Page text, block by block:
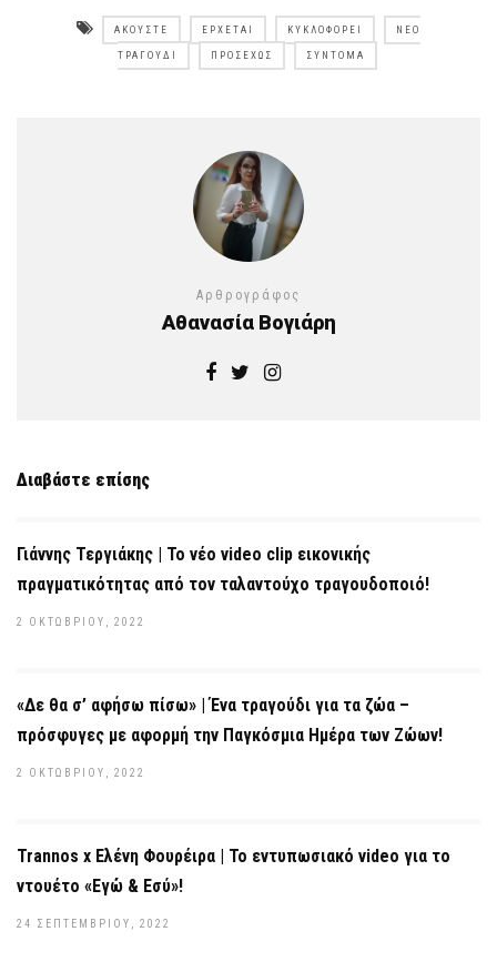
ΑΚΟΎΣΤΕ ΈΡΧΕΤΑΙ ΚΥΚΛΟΦΟΡΕΊ ΝΈΟ
ΤΡΑΓΟΎΔΙ ΠΡΟΣΕΧΏΣ ΣΎΝΤΟΜΑ
Αρθρογράφος
Αθανασία Βογιάρη
Διαβάστε επίσης
Γιάννης Τεργιάκης | Το νέο video clip εικονικής
πραγματικότητας από τον ταλαντούχο τραγουδοποιό!
2 ΟΚΤΩΒΡΊΟΥ, 2022
«Δε θα σ’ αφήσω πίσω» | Ένα τραγούδι για τα ζώα –
πρόσφυγες με αφορμή την Παγκόσμια Ημέρα των Ζώων!
2 ΟΚΤΩΒΡΊΟΥ, 2022
Trannos x Ελένη Φουρέιρα | Το εντυπωσιακό video για το
ντουέτο «Εγώ & Εσύ»!
24 ΣΕΠΤΕΜΒΡΊΟΥ, 2022